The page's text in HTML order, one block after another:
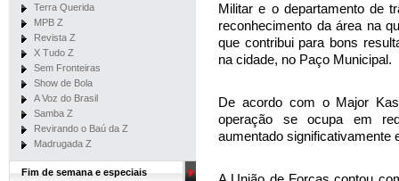
Terra Querida
MPB Z
Revista Z
X Tudo Z
Sem Fronteiras
Show de Bola
A Voz do Brasil
Samba Z
Revirando o Baú da Z
Madrugada Z
Fim de semana e especiais
Militar e o departamento de
reconhecimento da área na
que contribui para bons
na cidade, no Paço Municipal.
De acordo com o Major
operação se ocupa em
aumentado significativamente